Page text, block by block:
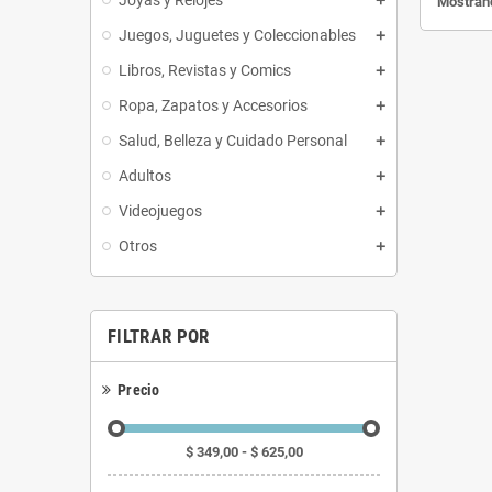
Juegos, Juguetes y Coleccionables
Libros, Revistas y Comics
Ropa, Zapatos y Accesorios
Salud, Belleza y Cuidado Personal
Adultos
Videojuegos
Otros
FILTRAR POR
Precio
$ 349,00 - $ 625,00